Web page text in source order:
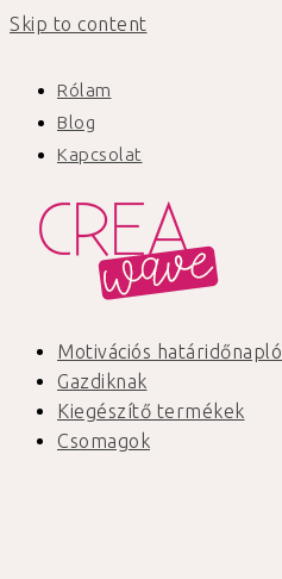
Skip to content
Rólam
Blog
Kapcsolat
Motivációs határidőnapló
Gazdiknak
Kiegészítő termékek
Csomagok